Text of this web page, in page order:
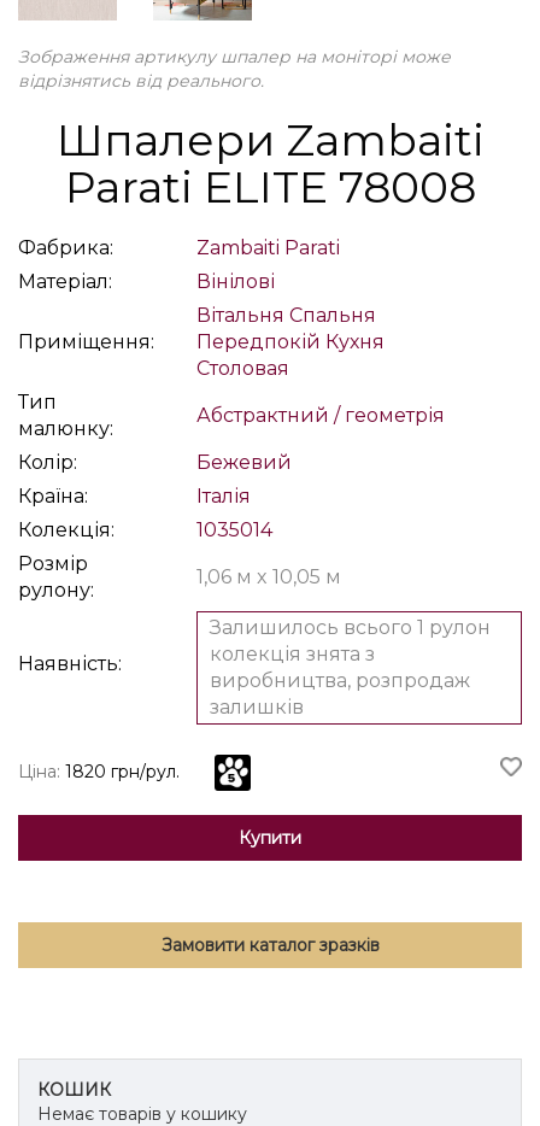
Зображення артикулу шпалер на моніторі може
відрізнятись від реального.
Шпалери Zambaiti
Parati ELITE 78008
Фабрика:
Zambaiti Parati
Матеріал:
Вінілові
Приміщення:
Вітальня Спальня
Передпокій Кухня
Столовая
Тип
малюнку:
Абстрактний / геометрія
Колір:
Бежевий
Країна:
Італія
Колекція:
1035014
Розмір
рулону:
1,06 м x 10,05 м
Наявність:
Залишилось всього 1 рулон
колекція знята з
виробництва, розпродаж
залишків
Ціна: 1820 грн/рул.
Купити
Замовити каталог зразків
КОШИК
Немає товарів у кошику